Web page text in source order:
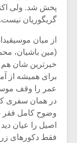
پخش شد. ولی
گریگوریان نیست.
از میان
(مین باشیان،
برای همیشه از
عمر را وقف
وضوح کامل فقر
اصیل را عیان
فقط دکورهای